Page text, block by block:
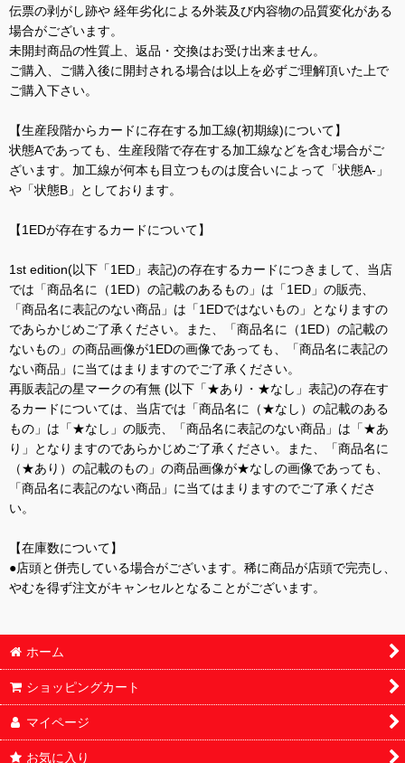
伝票の剥がし跡や 経年劣化による外装及び内容物の品質変化がある
場合がございます。
未開封商品の性質上、返品・交換はお受け出来ません。
ご購入、ご購入後に開封される場合は以上を必ずご理解頂いた上で
ご購入下さい。
【生産段階からカードに存在する加工線(初期線)について】
状態Aであっても、生産段階で存在する加工線などを含む場合がご
ざいます。加工線が何本も目立つものは度合いによって「状態A-」
や「状態B」としております。
【1EDが存在するカードについて】
1st edition(以下「1ED」表記)の存在するカードにつきまして、当店
では「商品名に（1ED）の記載のあるもの」は「1ED」の販売、
「商品名に表記のない商品」は「1EDではないもの」となりますの
であらかじめご了承ください。また、「商品名に（1ED）の記載の
ないもの」の商品画像が1EDの画像であっても、「商品名に表記の
ない商品」に当てはまりますのでご了承ください。
再販表記の星マークの有無 (以下「★あり・★なし」表記)の存在す
るカードについては、当店では「商品名に（★なし）の記載のある
もの」は「★なし」の販売、「商品名に表記のない商品」は「★あ
り」となりますのであらかじめご了承ください。また、「商品名に
（★あり）の記載のもの」の商品画像が★なしの画像であっても、
「商品名に表記のない商品」に当てはまりますのでご了承くださ
い。
【在庫数について】
●店頭と併売している場合がございます。稀に商品が店頭で完売し、
やむを得ず注文がキャンセルとなることがございます。
ホーム
ショッピングカート
マイページ
お気に入り